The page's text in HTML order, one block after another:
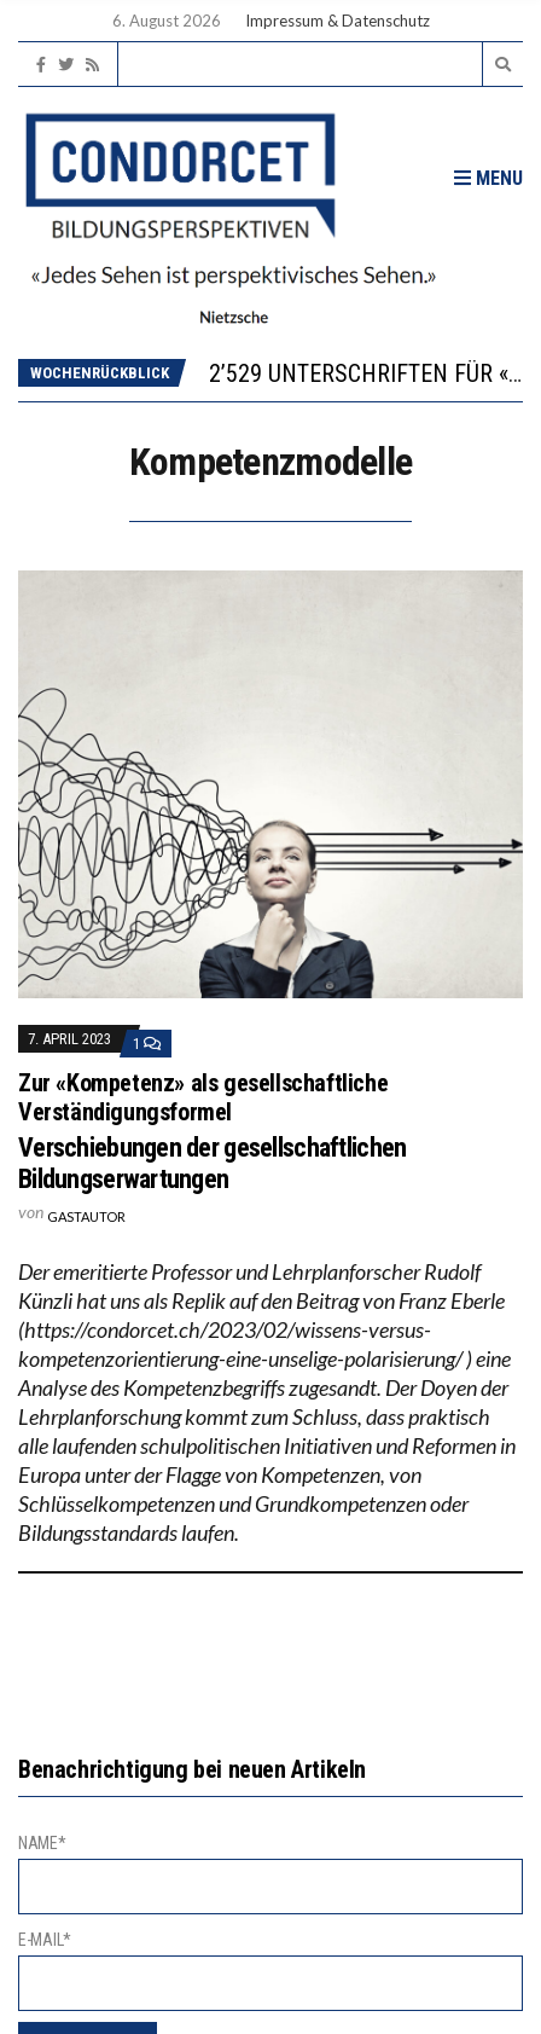
6. August 2026 Impressum & Datenschutz
MENU
WOCHENRÜCKBLICK
2’529 UNTERSCHRIFTEN FÜR «KEINE DIGITALEN GERÄTE IN DEN ERSTEN VIER PRIMARSCHULJAHREN» EINGEREICHT
ICH WILL MEHR EVIDENZ UND WILL WISSEN, WAS ALL DIE INVESTITIONEN BRINGEN
Kompetenzmodelle
7. APRIL 2023 1
Zur «Kompetenz» als gesellschaftliche
Verständigungsformel
Verschiebungen der gesellschaftlichen
Bildungserwartungen
von GASTAUTOR
Der emeritierte Professor und Lehrplanforscher Rudolf
Künzli hat uns als Replik auf den Beitrag von Franz Eberle
(https://condorcet.ch/2023/02/wissens-versus-
kompetenzorientierung-eine-unselige-polarisierung/ ) eine
Analyse des Kompetenzbegriffs zugesandt. Der Doyen der
Lehrplanforschung kommt zum Schluss, dass praktisch
alle laufenden schulpolitischen Initiativen und Reformen in
Europa unter der Flagge von Kompetenzen, von
Schlüsselkompetenzen und Grundkompetenzen oder
Bildungsstandards laufen.
Benachrichtigung bei neuen Artikeln
NAME*
E-MAIL*